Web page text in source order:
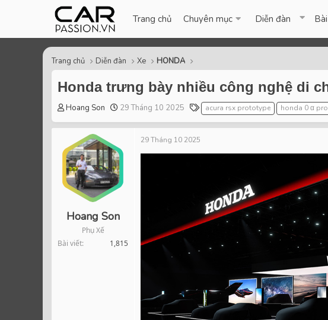
Trang chủ Chuyên mục Diễn đàn
Trang chủ Diễn đàn Xe HONDA
Honda trưng bày nhiều công nghệ di
T
r
a
d
s
t
r
r
Hoang Son
S
a
t
a
t
29 Tháng 10 2025
T
a
g
acura rsx prototype honda 0 α
Hoang Son
Phụ Xế
Bài viết
1,815
29 Tháng 10 2025